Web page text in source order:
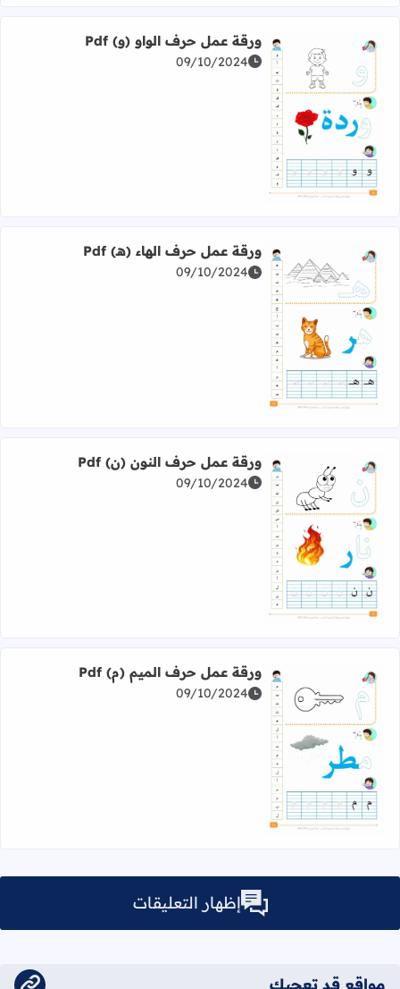
اقرأ المزيد عن ورقة عمل حرف الواو (و) Pdf
ورقة عمل حرف الواو (و) Pdf
09/10/2024
اقرأ المزيد عن ورقة عمل حرف الهاء (هـ) Pdf
ورقة عمل حرف الهاء (هـ) Pdf
09/10/2024
اقرأ المزيد عن ورقة عمل حرف النون (ن) Pdf
ورقة عمل حرف النون (ن) Pdf
09/10/2024
اقرأ المزيد عن ورقة عمل حرف الميم (م) Pdf
ورقة عمل حرف الميم (م) Pdf
09/10/2024
إظهار التعليقات
مواقع قد تعجبك